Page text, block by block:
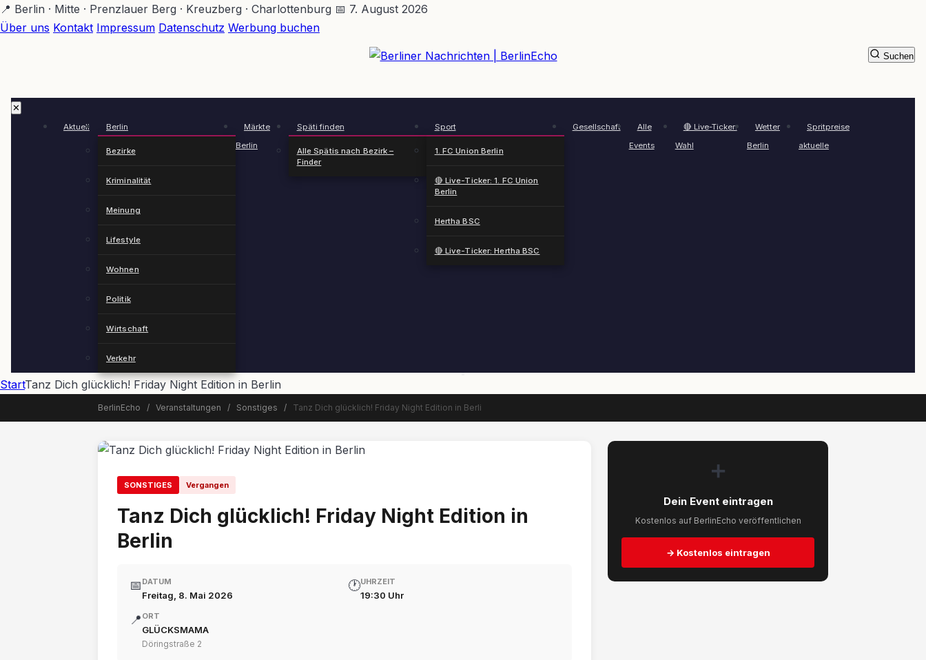
Zum
Hauptinhalt
📍 Berlin · Mitte · Prenzlauer Berg · Kreuzberg · Charlottenburg 📅 7. August 2026
Über uns Kontakt Impressum Datenschutz Werbung buchen
✕
Aktuell Berlin
Bezirke
Kriminalität
Meinung
Lifestyle
Wohnen
Politik
Wirtschaft
Verkehr
Märkte
Berlin
Späti finden
Alle Spätis nach Bezirk –
Finder
Sport
1. FC Union Berlin
🔴 Live-Ticker: 1. FC Union
Berlin
Hertha BSC
🔴 Live-Ticker: Hertha BSC
Gesellschaft
Alle
Events
🔴 Live-Ticker:
Wahl
Wetter
Berlin
Spritpreise
aktuelle
Suchen
StartTanz Dich glücklich! Friday Night Edition in Berlin
BerlinEcho / Veranstaltungen / Sonstiges / Tanz Dich glücklich! Friday Night Edition in Berli
SONSTIGES Vergangen
Tanz Dich glücklich! Friday Night Edition in
Berlin
📅 DATUM
Freitag, 8. Mai 2026
🕐UHRZEIT
19:30 Uhr
📍 ORT
GLÜCKSMAMA
Döringstraße 2
➕
Dein Event eintragen
Kostenlos auf BerlinEcho veröffentlichen
→ Kostenlos eintragen